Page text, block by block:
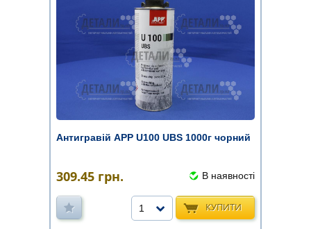
Антигравій APP U100 UBS 1000г чорний
309.45 грн. В наявності
КУПИТИ
1